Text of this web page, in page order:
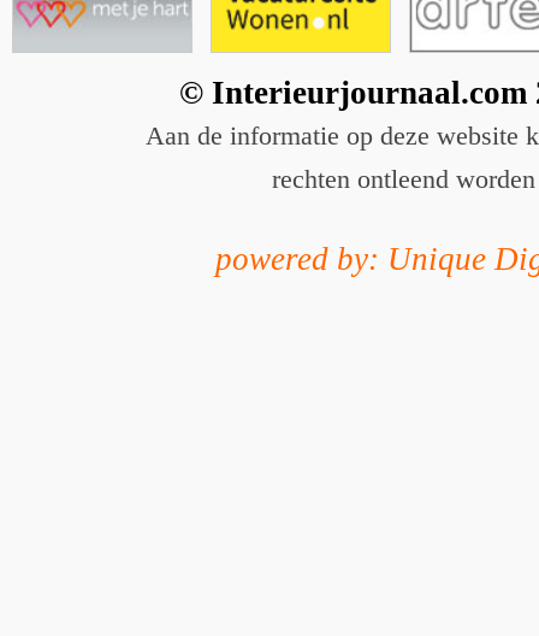
© Interieurjournaal.com
Aan de informatie op deze website
rechten ontleend worden
powered by: Unique